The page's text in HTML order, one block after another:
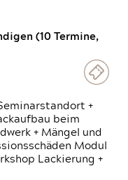
(10 Termine,
+
beim
+ Mängel und
Modul
Lackierung +